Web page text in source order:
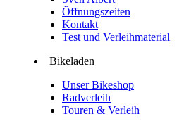
Öffnungszeiten
Kontakt
Test und Verleihmaterial
Bikeladen
Unser Bikeshop
Radverleih
Touren & Verleih